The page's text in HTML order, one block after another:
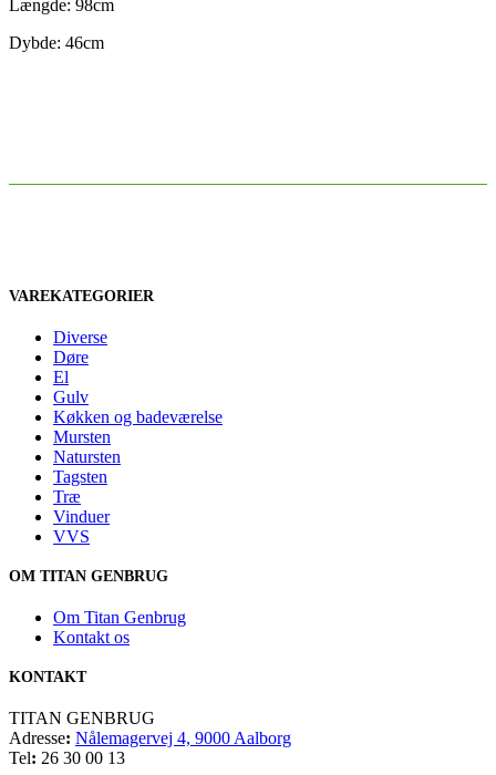
Længde: 98cm
Dybde: 46cm
VAREKATEGORIER
Diverse
Døre
El
Gulv
Køkken og badeværelse
Mursten
Natursten
Tagsten
Træ
Vinduer
VVS
OM TITAN GENBRUG
Om Titan Genbrug
Kontakt os
KONTAKT
TITAN GENBRUG
Adresse: Nålemagervej 4, 9000 Aalborg
Tel: 26 30 00 13